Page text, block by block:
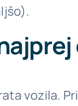
vozila.